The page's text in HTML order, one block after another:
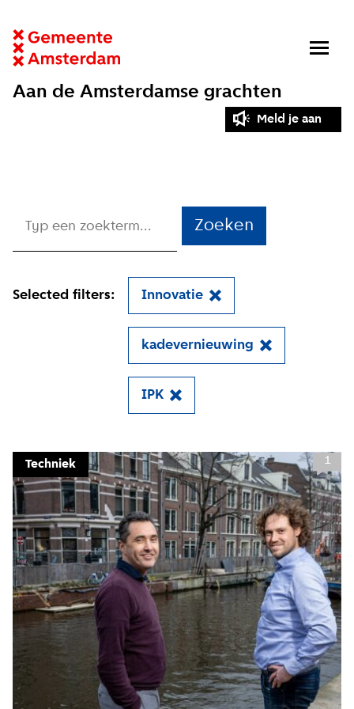
Aan de Amsterdamse grachten
Meld je aan
Zoeken
Selected filters: Innovatie
kadevernieuwing
IPK
Techniek 1